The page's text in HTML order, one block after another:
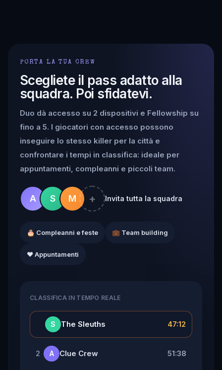
PORTA LA TUA CREW
Scegliete il pass adatto alla
squadra. Poi sfidatevi.
Duo dà accesso su 2 dispositivi e Fellowship su
fino a 5. I giocatori con accesso possono
inseguire lo stesso killer per la città e
confrontare i tempi in classifica: ideale per
appuntamenti, compleanni e piccoli team.
A S M + Invita tutta la squadra
🎂 Compleanni e feste 💼 Team building
❤️ Appuntamenti
CLASSIFICA IN TEMPO REALE
S The Sleuths 47:12
2 A Clue Crew 51:38